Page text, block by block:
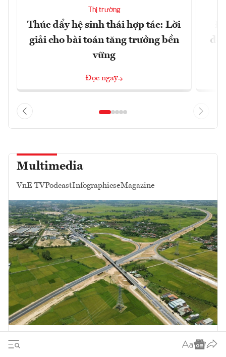
Thị trường
Thúc đẩy hệ sinh thái hợp tác: Lời
giải cho bài toán tăng trưởng bền
vững
Đọc ngay
Multimedia
VnE TVPodcastInfographicseMagazine
Điểm nhấn kỳ họp Quốc hội không